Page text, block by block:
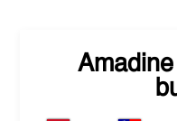
Amadine